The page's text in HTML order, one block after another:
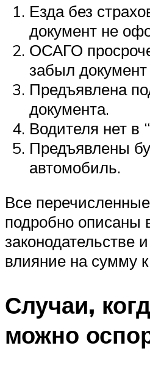
Езда без
документ не
ОСАГО
забыл
Предъявлена
документа.
Водителя нет в
Предъявлены
автомобиль.
Все
подробно описаны
законодательстве
влияние на сумму
Случаи,
можно